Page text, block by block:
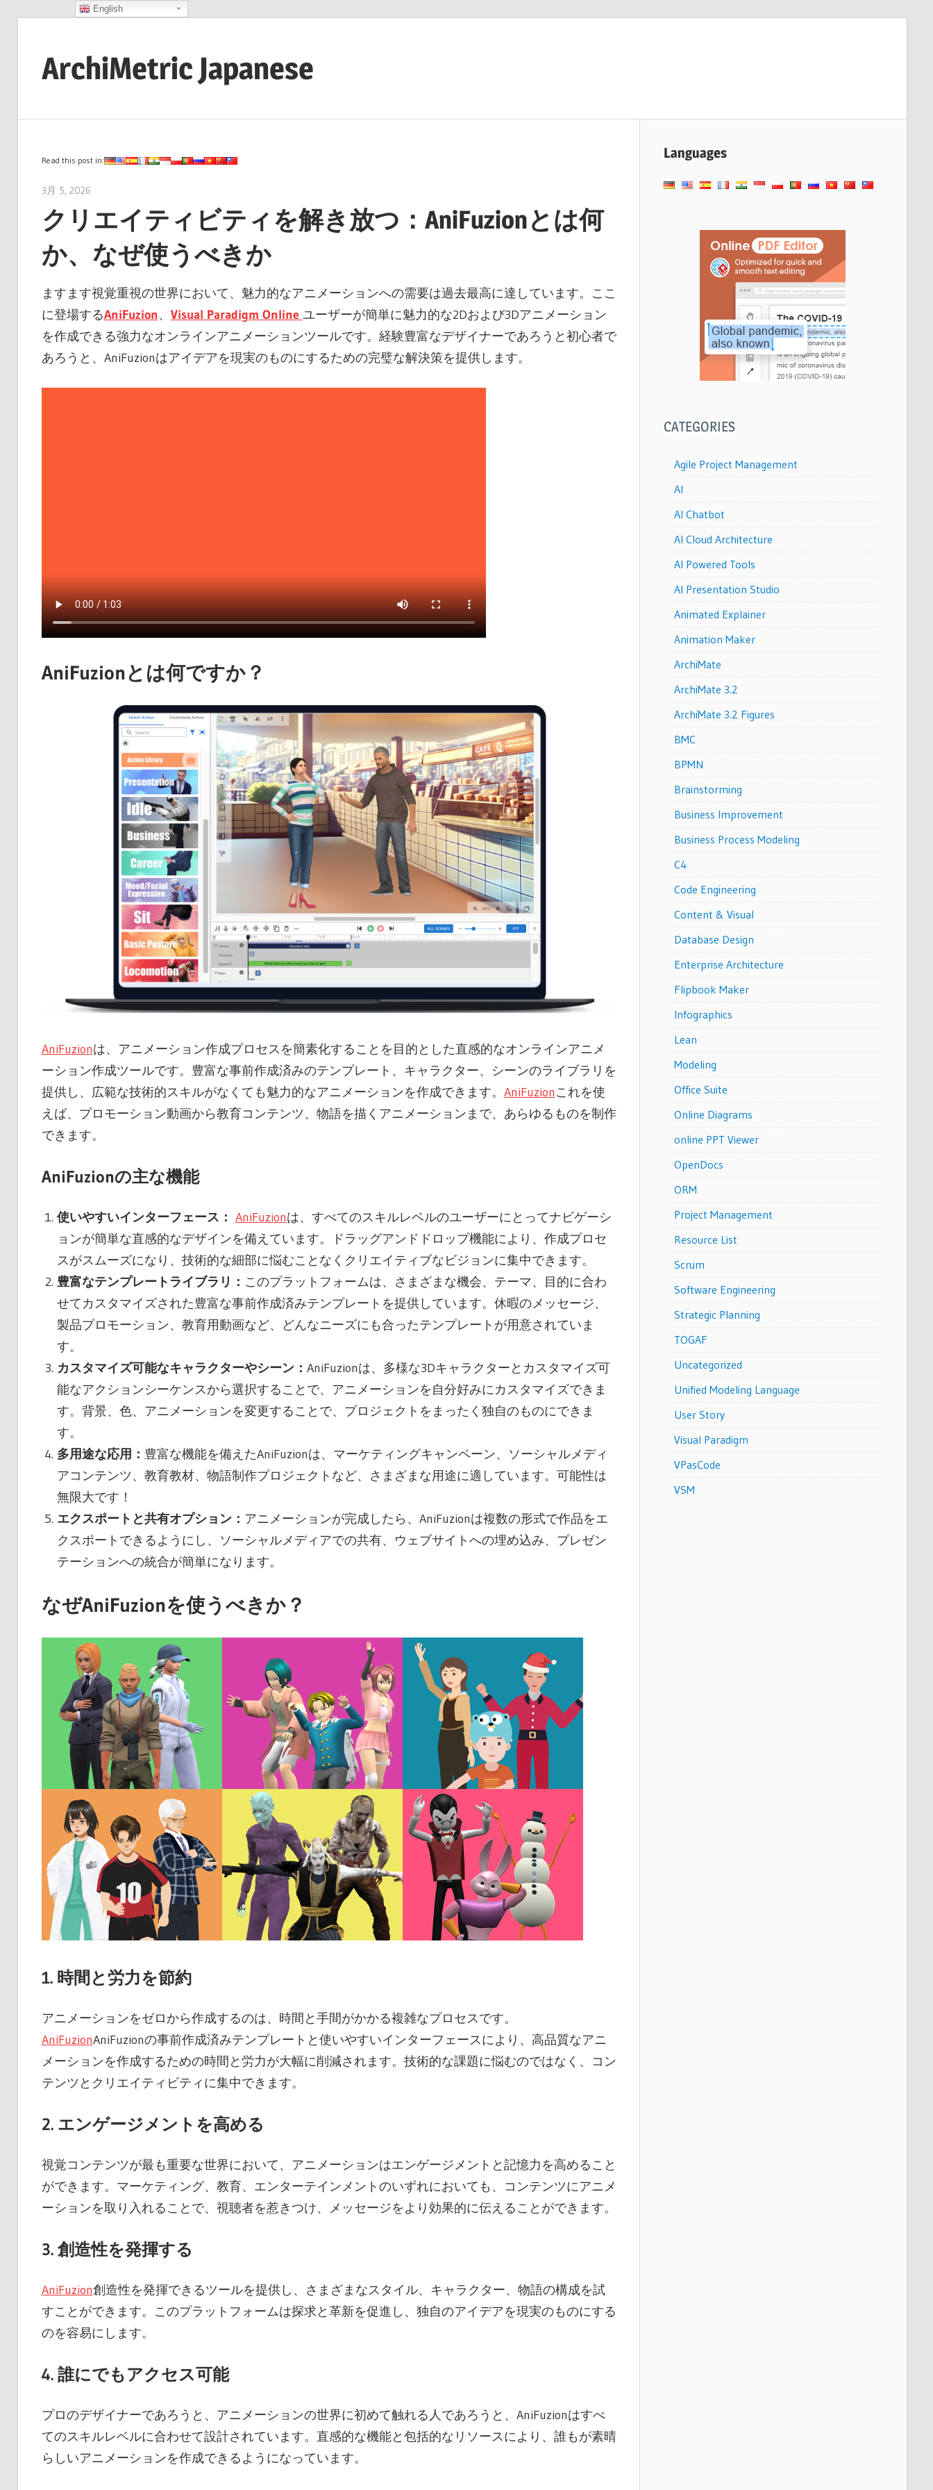
ArchiMetric Japanese
Dev
Scrum,
More
Read this post in:
3月 5, 2026
クリエイティビティを解き放つ：AniFuzionとは何
か、なぜ使うべきか
ますます視覚重視の世界において、魅力的なアニメーションへの需要は過去最高に達しています。ここ
に登場するAniFuzion、 Visual Paradigm Online ユーザーが簡単に魅力的な2Dおよび3Dアニメーション
を作成できる強力なオンラインアニメーションツールです。経験豊富なデザイナーであろうと初心者で
あろうと、AniFuzionはアイデアを現実のものにするための完璧な解決策を提供します。
AniFuzionとは何ですか？
AniFuzionは、アニメーション作成プロセスを簡素化することを目的とした直感的なオンラインアニメ
ーション作成ツールです。豊富な事前作成済みのテンプレート、キャラクター、シーンのライブラリを
提供し、広範な技術的スキルがなくても魅力的なアニメーションを作成できます。 AniFuzionこれを使
えば、プロモーション動画から教育コンテンツ、物語を描くアニメーションまで、あらゆるものを制作
できます。
AniFuzionの主な機能
使いやすいインターフェース： AniFuzionは、すべてのスキルレベルのユーザーにとってナビゲーシ
ョンが簡単な直感的なデザインを備えています。ドラッグアンドドロップ機能により、作成プロセ
スがスムーズになり、技術的な細部に悩むことなくクリエイティブなビジョンに集中できます。
豊富なテンプレートライブラリ： このプラットフォームは、さまざまな機会、テーマ、目的に合わ
せてカスタマイズされた豊富な事前作成済みテンプレートを提供しています。休暇のメッセージ、
製品プロモーション、教育用動画など、どんなニーズにも合ったテンプレートが用意されていま
す。
カスタマイズ可能なキャラクターやシーン： AniFuzionは、多様な3Dキャラクターとカスタマイズ可
能なアクションシーケンスから選択することで、アニメーションを自分好みにカスタマイズできま
す。背景、色、アニメーションを変更することで、プロジェクトをまったく独自のものにできま
す。
多用途な応用： 豊富な機能を備えたAniFuzionは、マーケティングキャンペーン、ソーシャルメディ
アコンテンツ、教育教材、物語制作プロジェクトなど、さまざまな用途に適しています。可能性は
無限大です！
エクスポートと共有オプション： アニメーションが完成したら、AniFuzionは複数の形式で作品をエ
クスポートできるようにし、ソーシャルメディアでの共有、ウェブサイトへの埋め込み、プレゼン
テーションへの統合が簡単になります。
なぜAniFuzionを使うべきか？
1. 時間と労力を節約
アニメーションをゼロから作成するのは、時間と手間がかかる複雑なプロセスです。
AniFuzionAniFuzionの事前作成済みテンプレートと使いやすいインターフェースにより、高品質なアニ
メーションを作成するための時間と労力が大幅に削減されます。技術的な課題に悩むのではなく、コン
テンツとクリエイティビティに集中できます。
2. エンゲージメントを高める
視覚コンテンツが最も重要な世界において、アニメーションはエンゲージメントと記憶力を高めること
ができます。マーケティング、教育、エンターテインメントのいずれにおいても、コンテンツにアニメ
ーションを取り入れることで、視聴者を惹きつけ、メッセージをより効果的に伝えることができます。
3. 創造性を発揮する
AniFuzion創造性を発揮できるツールを提供し、さまざまなスタイル、キャラクター、物語の構成を試
すことができます。このプラットフォームは探求と革新を促進し、独自のアイデアを現実のものにする
のを容易にします。
4. 誰にでもアクセス可能
プロのデザイナーであろうと、アニメーションの世界に初めて触れる人であろうと、AniFuzionはすべ
てのスキルレベルに合わせて設計されています。直感的な機能と包括的なリソースにより、誰もが素晴
らしいアニメーションを作成できるようになっています。
Languages
CATEGORIES
Agile Project Management
AI
AI Chatbot
AI Cloud Architecture
AI Powered Tools
AI Presentation Studio
Animated Explainer
Animation Maker
ArchiMate
ArchiMate 3.2
ArchiMate 3.2 Figures
BMC
BPMN
Brainstorming
Business Improvement
Business Process Modeling
C4
Code Engineering
Content & Visual
Database Design
Enterprise Architecture
Flipbook Maker
Infographics
Lean
Modeling
Office Suite
Online Diagrams
online PPT Viewer
OpenDocs
ORM
Project Management
Resource List
Scrum
Software Engineering
Strategic Planning
TOGAF
Uncategorized
Unified Modeling Language
User Story
Visual Paradigm
VPasCode
VSM
English